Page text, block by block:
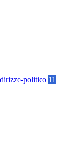
politico 11